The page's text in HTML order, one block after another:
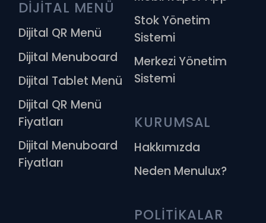
DİJİTAL MENÜ
Dijital QR Menü
Dijital Menuboard
Dijital Tablet Menü
Dijital QR Menü
Fiyatları
Dijital Menuboard
Fiyatları
Stok Yönetim
Sistemi
Merkezi Yönetim
Sistemi
KURUMSAL
Hakkımızda
Neden Menulux?
POLİTİKALAR